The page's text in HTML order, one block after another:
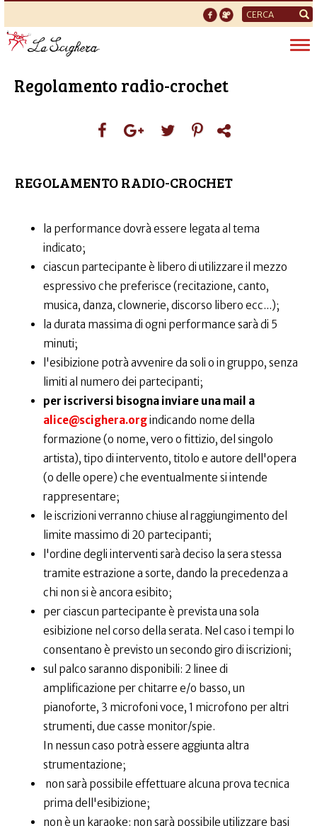
Form
di
ricerca
Regolamento radio-crochet
REGOLAMENTO RADIO-CROCHET
la performance dovrà essere legata al tema
indicato;
ciascun partecipante è libero di utilizzare il mezzo
espressivo che preferisce (recitazione, canto,
musica, danza, clownerie, discorso libero ecc...);
la durata massima di ogni performance sarà di 5
minuti;
l'esibizione potrà avvenire da soli o in gruppo, senza
limiti al numero dei partecipanti;
per iscriversi bisogna inviare una mail a
alice@scighera.orgindicando nome della
formazione (o nome, vero o fittizio, del singolo
artista), tipo di intervento, titolo e autore dell'opera
(o delle opere) che eventualmente si intende
rappresentare;
le iscrizioni verranno chiuse al raggiungimento del
limite massimo di 20 partecipanti;
l'ordine degli interventi sarà deciso la sera stessa
tramite estrazione a sorte, dando la precedenza a
chi non si è ancora esibito;
per ciascun partecipante è prevista una sola
esibizione nel corso della serata. Nel caso i tempi lo
consentano è previsto un secondo giro di iscrizioni;
sul palco saranno disponibili: 2 linee di
amplificazione per chitarre e/o basso, un
pianoforte, 3 microfoni voce, 1 microfono per altri
strumenti, due casse monitor/spie.
In nessun caso potrà essere aggiunta altra
strumentazione;
non sarà possibile effettuare alcuna prova tecnica
prima dell'esibizione;
non è un karaoke: non sarà possibile utilizzare basi